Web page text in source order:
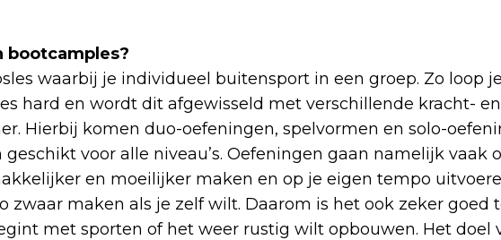
bootcamples?
waarbij je individueel buitensport in een groep. Zo loop je
hard en wordt dit afgewisseld met verschillende kracht-
Hierbij komen duo-oefeningen, spelvormen en solo-
geschikt voor alle niveau’s. Oefeningen gaan namelijk vaak
en moeilijker maken en op je eigen tempo
zwaar maken als je zelf wilt. Daarom is het ook zeker goed
met sporten of het weer rustig wilt opbouwen. Het doel